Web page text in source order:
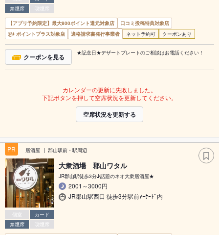
禁煙席
喫煙席
【アプリ予約限定】最大800ポイント還元対象店
口コミ投稿特典対象店
ポイントプラス対象店
適格請求書発行事業者 ネット予約可 クーポンあり
クーポンを見る ★記念日★デザートプレートのご相談はお電話ください！
カレンダーの更新に失敗しました。
下記ボタンを押して空席状況を更新してください。
空席状況を更新する
PR 居酒屋 郡山駅前・駅周辺
個室
カード
禁煙席
喫煙席
大衆酒場 郡山ワタル
JR郡山駅徒歩3分♪話題のネオ大衆居酒屋★
2001～3000円
JR郡山駅西口 徒歩3分駅前ｱｰｹｰﾄﾞ内